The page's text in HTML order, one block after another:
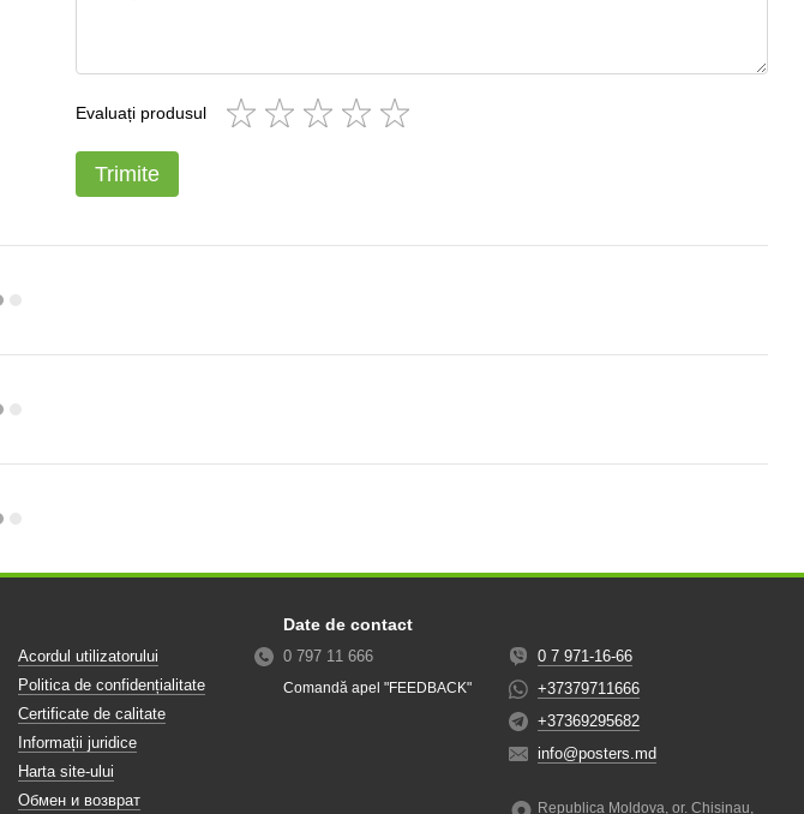
Evaluați produsul
Trimite
Acordul utilizatorului
Politica de confidențialitate
Certificate de calitate
Informații juridice
Harta site-ului
Обмен и возврат
Date de contact
0 797 11 666
Comandă apel "FEEDBACK"
0 7 971-16-66
+37379711666
+37369295682
info@posters.md
Republica Moldova, or. Chisinau,